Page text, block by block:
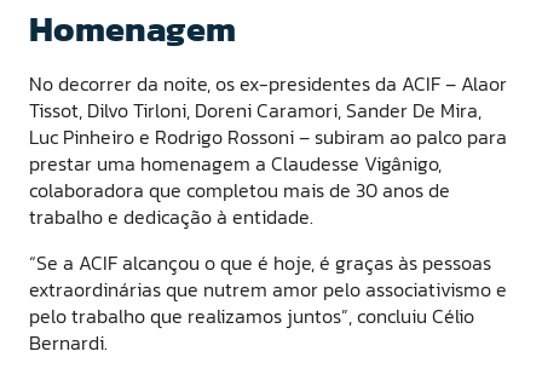
Homenagem
No decorrer da noite, os ex-presidentes da ACIF – Alaor
Tissot, Dilvo Tirloni, Doreni Caramori, Sander De Mira,
Luc Pinheiro e Rodrigo Rossoni – subiram ao palco para
prestar uma homenagem a Claudesse Vigânigo,
colaboradora que completou mais de 30 anos de
trabalho e dedicação à entidade.
“Se a ACIF alcançou o que é hoje, é graças às pessoas
extraordinárias que nutrem amor pelo associativismo e
pelo trabalho que realizamos juntos”, concluiu Célio
Bernardi.